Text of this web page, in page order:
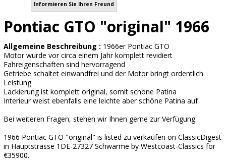
Informieren Sie Ihren Freund
Pontiac GTO "original" 1966
Allgemeine Beschreibung : 1966er Pontiac GTO
Motor wurde vor circa einem Jahr komplett revidiert
Fahreigenschaften sind hervorragend
Getriebe schaltet einwandfrei und der Motor bringt ordentlich
Leistung
Lackierung ist komplett original, somit schöne Patina
Interieur weist ebenfalls eine leichte aber schöne Patina auf
Bei weiteren Fragen, stehen wir Ihnen gerne zur Verfügung.
1966 Pontiac GTO "original" is listed zu verkaufen on ClassicDigest
in Hauptstrasse 1DE-27327 Schwarme by Westcoast-Classics for
€35900.